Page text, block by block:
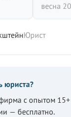
весна
Юрист
юриста?
с опытом 15+
— бесплатно.